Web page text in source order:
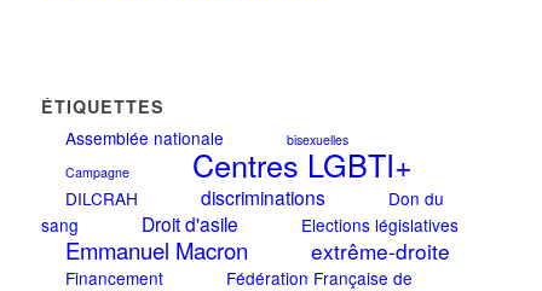
ÉTIQUETTES
Assemblée nationale
bisexuelles
Campagne
Centres LGBTI+
DILCRAH discriminations
Don du
sang
Droit d'asile Elections législatives
Emmanuel Macron extrême-droite
Financement
Fédération Française de